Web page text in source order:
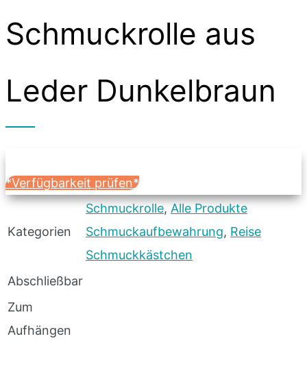
Schmuckrolle aus
Leder Dunkelbraun
*Verfügbarkeit prüfen*
Kategorien
Schmuckrolle, Alle Produkte
Schmuckaufbewahrung, Reise
Schmuckkästchen
Abschließbar
Zum
Aufhängen